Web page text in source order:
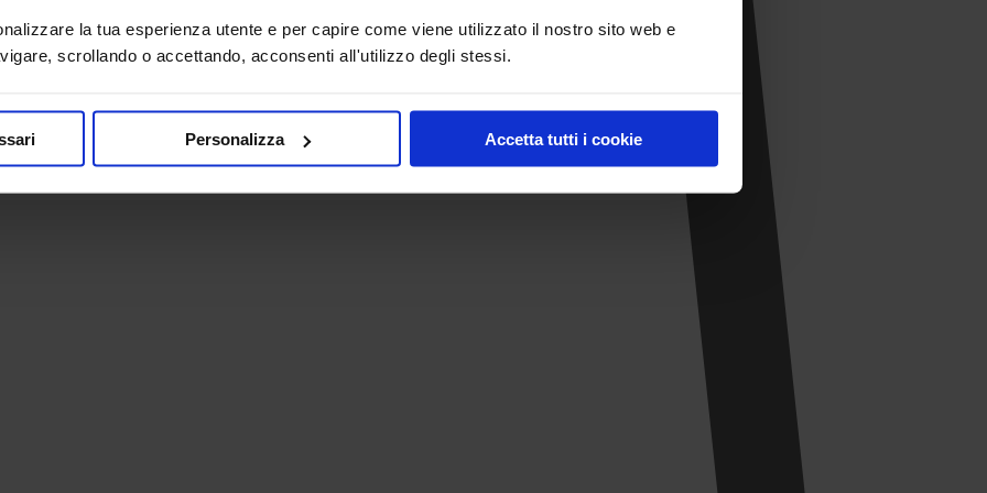
la tua esperienza utente e per capire come viene utilizzato il nostro sito web e
scrollando o accettando, acconsenti all'utilizzo degli stessi.
Personalizza Accetta tutti i cookie